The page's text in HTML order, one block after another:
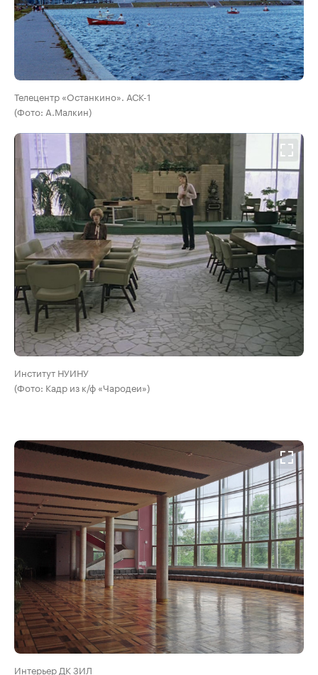
Телецентр «Останкино». АСК-1
(Фото: А.Малкин)
Институт НУИНУ
(Фото: Кадр из к/ф «Чародеи»)
Интерьер ДК ЗИЛ